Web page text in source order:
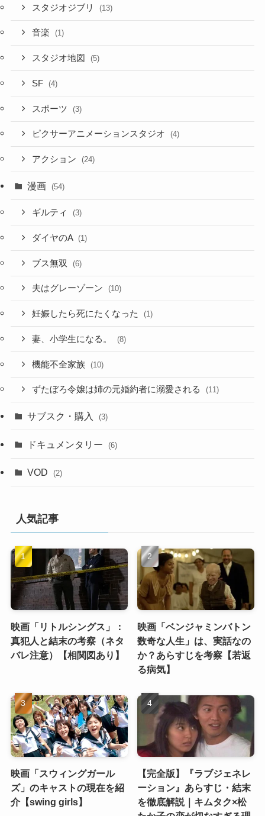
スタジオジブリ (13)
音楽 (1)
スタジオ地図 (5)
SF (4)
スポーツ (3)
ピクサーアニメーションスタジオ (4)
アクション (24)
漫画 (54)
ギルティ (3)
ダイヤのA (1)
ブス無双 (6)
夫はグレーゾーン (10)
妊娠したら死にたくなった (1)
妻、小学生になる。 (8)
機能不全家族 (10)
ずたぼろ令嬢は姉の元婚約者に溺愛される (11)
サブスク・購入 (3)
ドキュメンタリー (6)
VOD (2)
人気記事
映画「リトルシングス」：
真犯人と結末の考察（ネタ
バレ注意）【相関図あり】
映画「ベンジャミンバトン
数奇な人生」は、実話なの
か？あらすじを考察【若返
る病気】
映画「スウィングガール
ズ」のキャストの現在を紹
介【swing girls】
【完全版】『ラブジェネレ
ーション』あらすじ・結末
を徹底解説｜キムタク×松